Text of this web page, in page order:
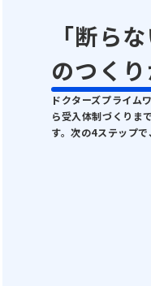
「断ら
のつく
ドクターズプライム
ら受入体制づくりま
す。次の4ステップで